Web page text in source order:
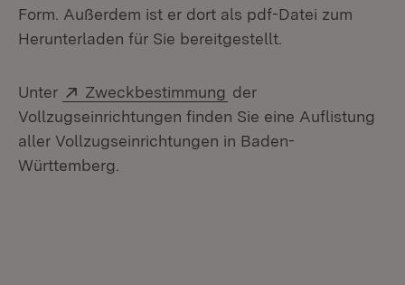
Form. Außerdem ist er dort als pdf-Datei zum
Herunterladen für Sie bereitgestellt.
Unter Extern:
Zweckbestimmung (Öffnet in neuem
der
Vollzugseinrichtungen finden Sie eine Auflistung
aller Vollzugseinrichtungen in Baden-
Württemberg.